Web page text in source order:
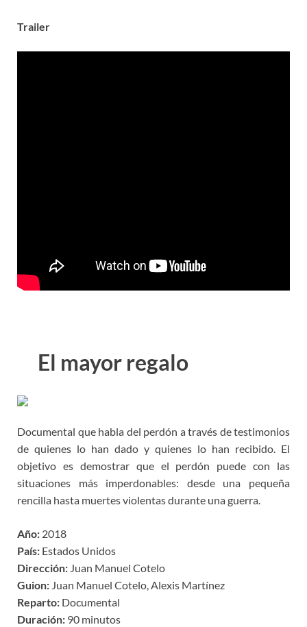
Trailer
El mayor regalo
Documental que habla del perdón a través de testimonios
de quienes lo han dado y quienes lo han recibido. El
objetivo es demostrar que el perdón puede con las
situaciones más imperdonables: desde una pequeña
rencilla hasta muertes violentas durante una guerra.
Año: 2018
País: Estados Unidos
Dirección: Juan Manuel Cotelo
Guion: Juan Manuel Cotelo, Alexis Martínez
Reparto: Documental
Duración: 90 minutos